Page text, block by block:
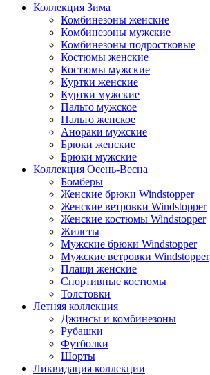
Коллекция Зима
Комбинезоны женские
Комбинезоны мужские
Комбинезоны подростковые
Костюмы женские
Костюмы мужские
Куртки женские
Куртки мужские
Пальто мужское
Пальто женское
Анораки мужские
Брюки женские
Брюки мужские
Коллекция Осень-Весна
Бомберы
Женские брюки Windstopper
Женские ветровки Windstopper
Женские костюмы Windstopper
Жилеты
Мужские брюки Windstopper
Мужские ветровки Windstopper
Плащи женские
Спортивные костюмы
Толстовки
Летняя коллекция
Джинсы и комбинезоны
Рубашки
Футболки
Шорты
Ликвидация коллекции